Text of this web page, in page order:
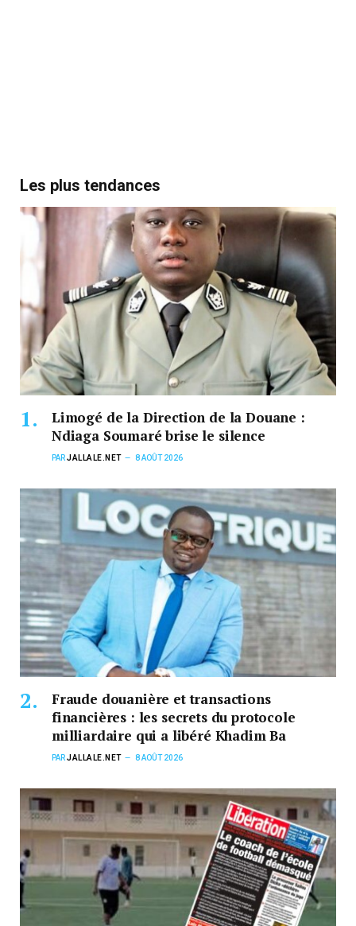
Les plus tendances
Limogé de la Direction de la Douane :
Ndiaga Soumaré brise le silence
PARJALLALE.NET 8 AOÛT 2026
Fraude douanière et transactions
financières : les secrets du protocole
milliardaire qui a libéré Khadim Ba
PARJALLALE.NET 8 AOÛT 2026